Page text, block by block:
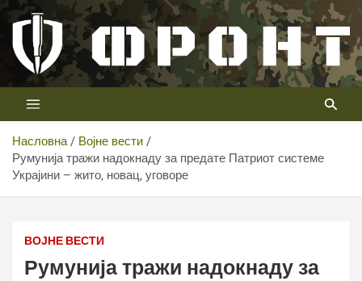
Скип
цонтент
Телевизија ФРОНТ
Први војни канал у Србији
Насловна
Војне вести
Румунија тражи надокнаду за предате Патриот системе
Украјини – жито, новац, уговоре
ВОЈНЕ ВЕСТИ
Румунија тражи надокнаду за